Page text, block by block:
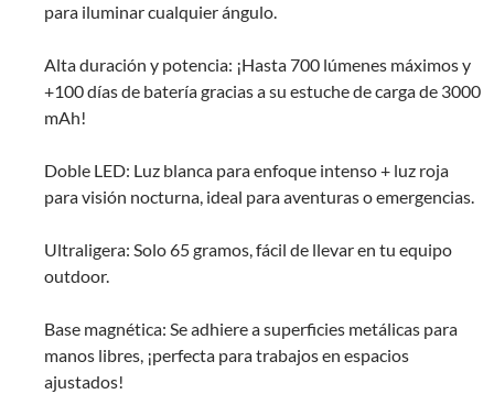
para iluminar cualquier ángulo.
Alta duración y potencia: ¡Hasta 700 lúmenes máximos y
+100 días de batería gracias a su estuche de carga de 3000
mAh!
Doble LED: Luz blanca para enfoque intenso + luz roja
para visión nocturna, ideal para aventuras o emergencias.
Ultraligera: Solo 65 gramos, fácil de llevar en tu equipo
outdoor.
Base magnética: Se adhiere a superficies metálicas para
manos libres, ¡perfecta para trabajos en espacios
ajustados!